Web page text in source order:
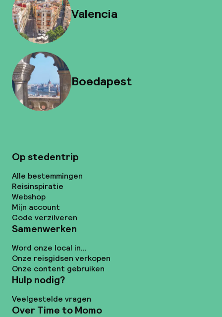
Valencia
Boedapest
Op stedentrip
Alle bestemmingen
Reisinspiratie
Webshop
Mijn account
Code verzilveren
Samenwerken
Word onze local in...
Onze reisgidsen verkopen
Onze content gebruiken
Hulp nodig?
Veelgestelde vragen
Over Time to Momo